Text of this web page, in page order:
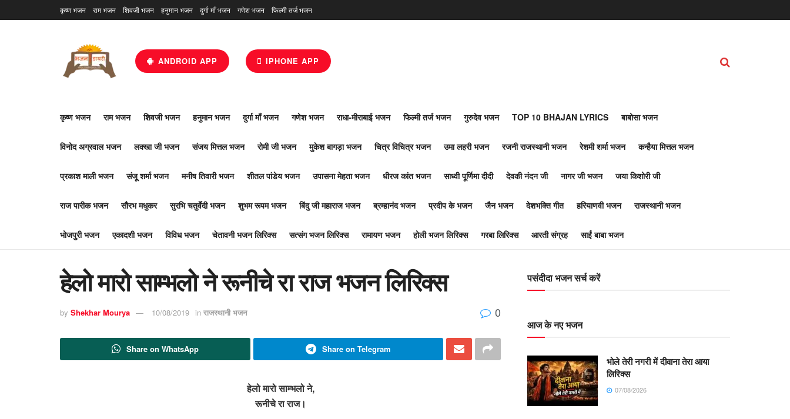
कृष्ण भजन राम भजन शिवजी भजन हनुमान भजन दुर्गा माँ भजन गणेश भजन फिल्मी तर्ज भजन
ANDROID APP IPHONE APP
कृष्ण भजन राम भजन शिवजी भजन हनुमान भजन दुर्गा माँ भजन गणेश भजन राधा-मीराबाई भजन फिल्मी तर्ज भजन गुरुदेव भजन TOP 10 BHAJAN LYRICS बाबोसा भजन
विनोद अग्रवाल भजन लक्खा जी भजन संजय मित्तल भजन रोमी जी भजन मुकेश बागड़ा भजन चित्र विचित्र भजन उमा लहरी भजन रजनी राजस्थानी भजन रेशमी शर्मा भजन कन्हैया मित्तल भजन
प्रकाश माली भजन संजू शर्मा भजन मनीष तिवारी भजन शीतल पांडेय भजन उपासना मेहता भजन धीरज कांत भजन साध्वी पूर्णिमा दीदी देवकी नंदन जी नागर जी भजन जया किशोरी जी
राज पारीक भजन सौरभ मधुकर सुरभि चतुर्वेदी भजन शुभम रूपम भजन बिंदु जी महाराज भजन ब्रम्हानंद भजन प्रदीप के भजन जैन भजन देशभक्ति गीत हरियाणवी भजन राजस्थानी भजन
भोजपुरी भजन एकादशी भजन विविध भजन चेतावनी भजन लिरिक्स सत्संग भजन लिरिक्स रामायण भजन होली भजन लिरिक्स गरबा लिरिक्स आरती संग्रह साईं बाबा भजन
हेलो मारो साम्भलो ने रूनीचे रा राज भजन लिरिक्स
by Shekhar Mourya 10/08/2019 in राजस्थानी भजन 0
Share on WhatsApp Share on Telegram
हेलो मारो साम्भलो ने,
रूनीचे रा राज।
पसंदीदा भजन सर्च करें
आज के नए भजन
भोले तेरी नगरी में दीवाना तेरा आया
लिरिक्स
07/08/2026